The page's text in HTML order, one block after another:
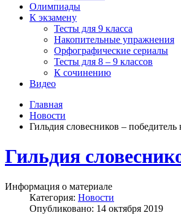
Олимпиады
К экзамену
Тесты для 9 класса
Накопительные упражнения
Орфографические сериалы
Тесты для 8 – 9 классов
К сочинению
Видео
Главная
Новости
Гильдия словесников –
Гильдия
Информация о материале
Категория: Новости
Опубликовано: 14 октября 2019